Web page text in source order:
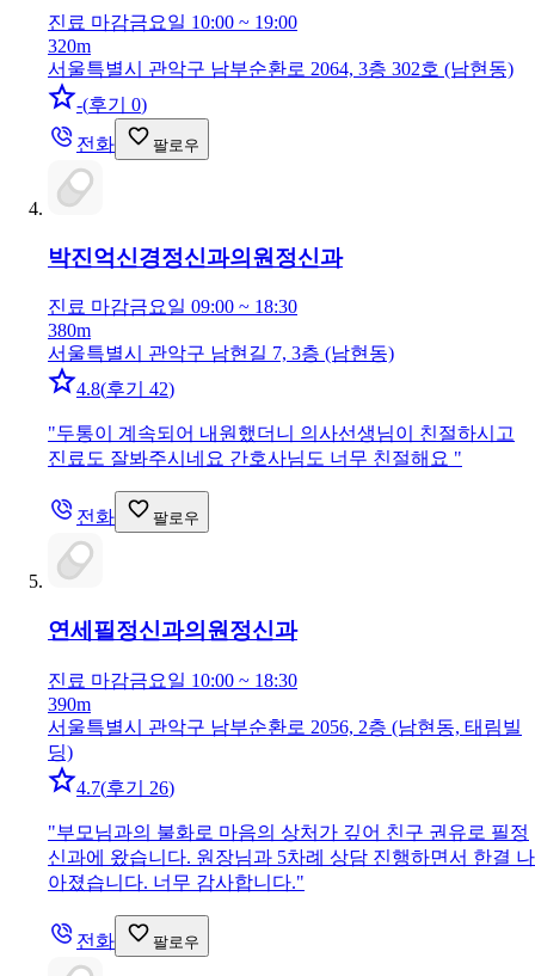
진료 마감금요일 10:00 ~ 19:00
320m
서울특별시 관악구 남부순환로 2064, 3층 302호 (남현동)
-(후기 0)
전화
팔로우
박진억신경정신과의원 정신과
진료 마감금요일 09:00 ~ 18:30
380m
서울특별시 관악구 남현길 7, 3층 (남현동)
4.8(후기 42)
"두통이 계속되어 내원했더니 의사선생님이 친절하시고
진료도 잘봐주시네요 간호사님도 너무 친절해요 "
전화 팔로우
연세필정신과의원 정신과
진료 마감금요일 10:00 ~ 18:30
390m
서울특별시 관악구 남부순환로 2056, 2층 (남현동, 태림빌
딩)
4.7(후기 26)
"부모님과의 불화로 마음의 상처가 깊어 친구 권유로 필정
신과에 왔습니다. 원장님과 5차례 상담 진행하면서 한결 나
아졌습니다. 너무 감사합니다."
전화 팔로우